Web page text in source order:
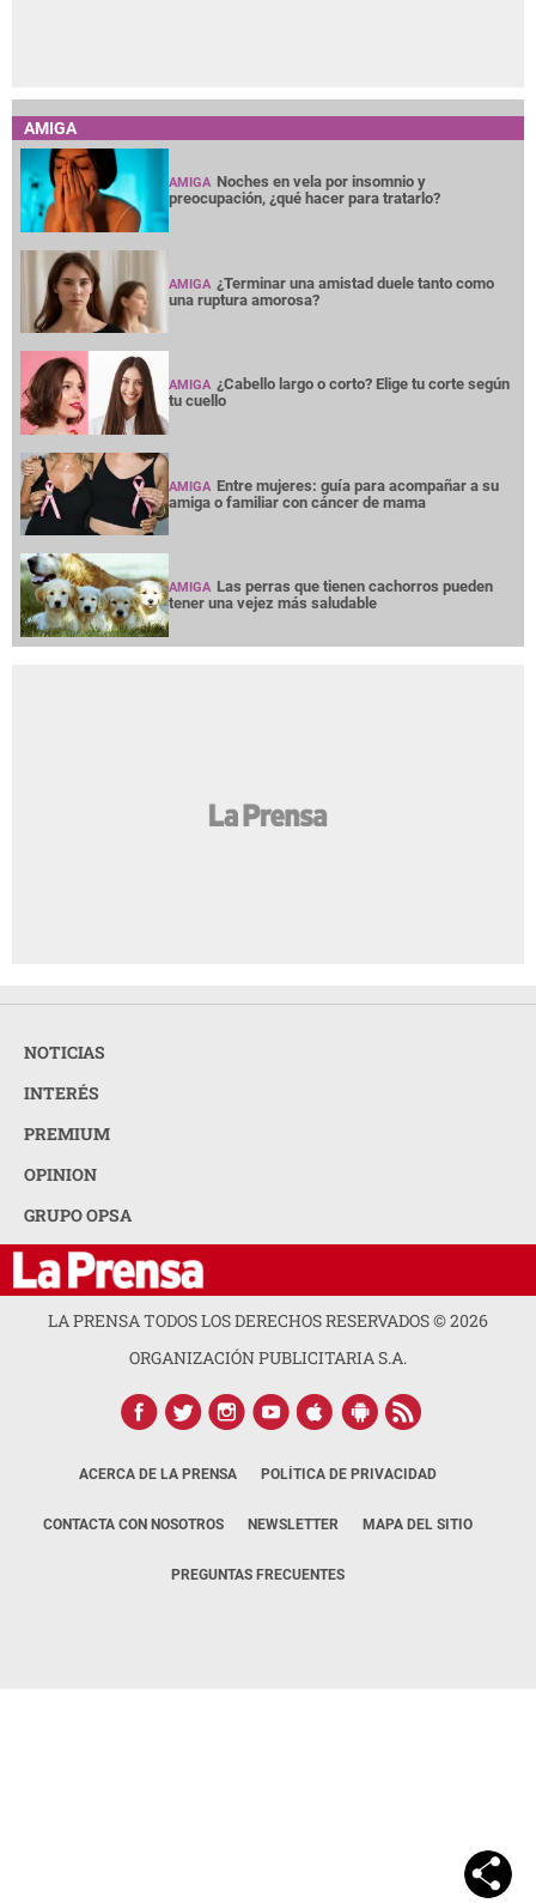
AMIGA
AMIGA Noches en vela por insomnio y
preocupación, ¿qué hacer para tratarlo?
AMIGA ¿Terminar una amistad duele tanto como
una ruptura amorosa?
AMIGA ¿Cabello largo o corto? Elige tu corte según
tu cuello
AMIGA Entre mujeres: guía para acompañar a su
amiga o familiar con cáncer de mama
AMIGA Las perras que tienen cachorros pueden
tener una vejez más saludable
NOTICIAS
INTERÉS
PREMIUM
OPINION
GRUPO OPSA
LA PRENSA TODOS LOS DERECHOS RESERVADOS ©2026
ORGANIZACIÓN PUBLICITARIA S.A.
ACERCA DE LA PRENSA POLÍTICA DE PRIVACIDAD
CONTACTA CON NOSOTROS NEWSLETTER MAPA DEL SITIO
PREGUNTAS FRECUENTES